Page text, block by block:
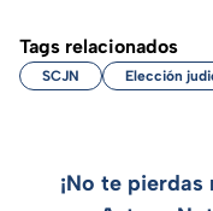
Tags relacionados
SCJN Elección
¡No te